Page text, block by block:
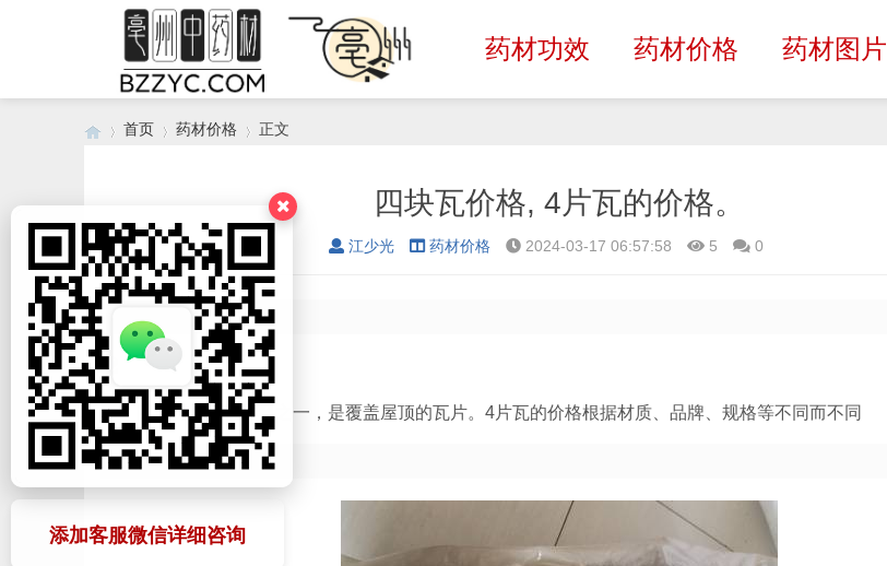
药材功效 药材价格 药材图片
添加客服微信详细咨询
›
首页
›
药材价格
›
正文
四块瓦价格, 4片瓦的价格。
江少光 药材价格 2024-03-17 06:57:58 5 0
4片瓦的价格。
四片瓦是建筑材料之一，是覆盖屋顶的瓦片。4片瓦的价格根据材质、品牌、规格等不同而不同
4个瓦的价格因素。